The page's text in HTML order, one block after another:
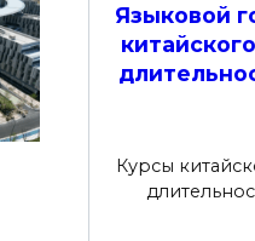
Языковой
Курсы